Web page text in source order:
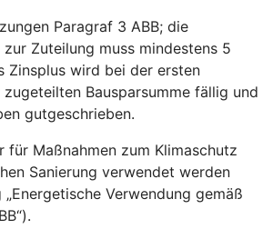
Paragraf 3 ABB; die
Zuteilung muss mindestens 5
Zinsplus wird bei der ersten
Bausparsumme fällig und
gutgeschrieben.
für Maßnahmen zum Klimaschutz
Sanierung verwendet werden
„Energetische Verwendung gemäß